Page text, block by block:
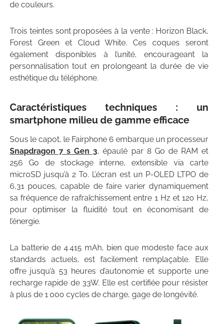
de couleurs.
Trois teintes sont proposées à la vente : Horizon Black,
Forest Green et Cloud White. Ces coques seront
également disponibles à l’unité, encourageant la
personnalisation tout en prolongeant la durée de vie
esthétique du téléphone.
Caractéristiques techniques : un
smartphone milieu de gamme efficace
Sous le capot, le Fairphone 6 embarque un processeur
Snapdragon 7 s Gen 3, épaulé par 8 Go de RAM et
256 Go de stockage interne, extensible via carte
microSD jusqu’à 2 To. L’écran est un P-OLED LTPO de
6,31 pouces, capable de faire varier dynamiquement
sa fréquence de rafraîchissement entre 1 Hz et 120 Hz,
pour optimiser la fluidité tout en économisant de
l’énergie.
La batterie de 4 415 mAh, bien que modeste face aux
standards actuels, est facilement remplaçable. Elle
offre jusqu’à 53 heures d’autonomie et supporte une
recharge rapide de 33W. Elle est certifiée pour résister
à plus de 1 000 cycles de charge, gage de longévité.